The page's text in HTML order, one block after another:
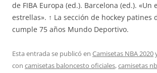
de FIBA Europa (ed.). Barcelona (ed.). «Un
estrellas». ↑ La sección de hockey patines
cumple 75 años Mundo Deportivo.
Esta entrada se publicó en Camisetas NBA 2020
con camisetas baloncesto oficiales,camisetas